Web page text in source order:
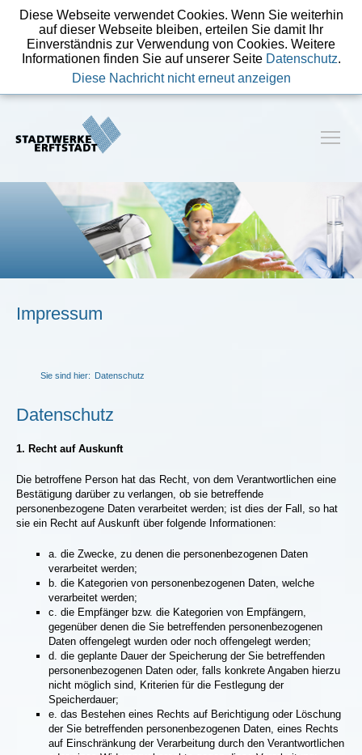
Diese Webseite verwendet Cookies. Wenn Sie weiterhin
auf dieser Webseite bleiben, erteilen Sie damit Ihr
Einverständnis zur Verwendung von Cookies. Weitere
Informationen finden Sie auf unserer Seite Datenschutz.
Diese Nachricht nicht erneut anzeigen
Impressum
Sie sind hier: Datenschutz
Datenschutz
1. Recht auf Auskunft
Die betroffene Person hat das Recht, von dem Verantwortlichen eine
Bestätigung darüber zu verlangen, ob sie betreffende
personenbezogene Daten verarbeitet werden; ist dies der Fall, so hat
sie ein Recht auf Auskunft über folgende Informationen:
a. die Zwecke, zu denen die personenbezogenen Daten
verarbeitet werden;
b. die Kategorien von personenbezogenen Daten, welche
verarbeitet werden;
c. die Empfänger bzw. die Kategorien von Empfängern,
gegenüber denen die Sie betreffenden personenbezogenen
Daten offengelegt wurden oder noch offengelegt werden;
d. die geplante Dauer der Speicherung der Sie betreffenden
personenbezogenen Daten oder, falls konkrete Angaben hierzu
nicht möglich sind, Kriterien für die Festlegung der
Speicherdauer;
e. das Bestehen eines Rechts auf Berichtigung oder Löschung
der Sie betreffenden personenbezogenen Daten, eines Rechts
auf Einschränkung der Verarbeitung durch den Verantwortlichen